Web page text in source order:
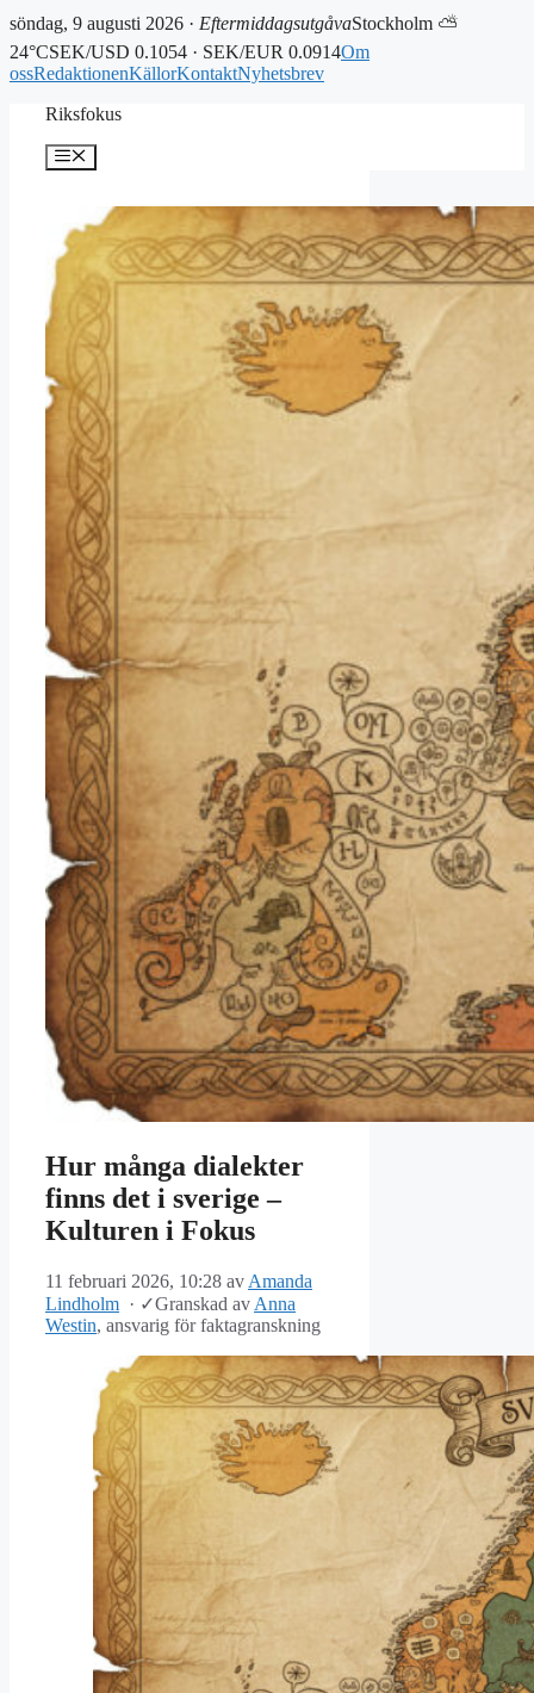
söndag, 9 augusti 2026 · EftermiddagsutgåvaStockholm ⛅
24°CSEK/USD 0.1054 · SEK/EUR 0.0914Om
ossRedaktionenKällorKontaktNyhetsbrev
Riksfokus
Meny
Hur många dialekter
finns det i sverige –
Kulturen i Fokus
11 februari 2026, 10:28 av Amanda
Lindholm · ✓Granskad av Anna
Westin, ansvarig för faktagranskning